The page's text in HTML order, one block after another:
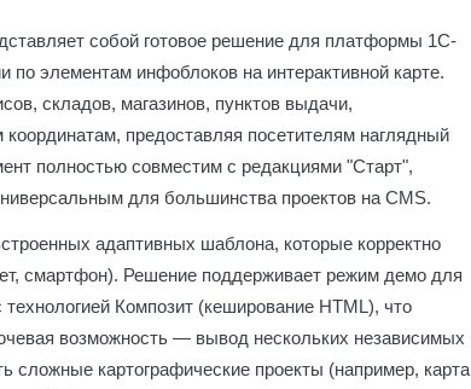
собой готовое решение для платформы 1С-
по элементам инфоблоков на интерактивной карте.
складов, магазинов, пунктов выдачи,
координатам, предоставляя посетителям наглядный
полностью совместим с редакциями "Старт",
для большинства проектов на CMS.
адаптивных шаблона, которые корректно
смартфон). Решение поддерживает режим демо для
Композит (кеширование HTML), что
возможность — вывод нескольких независимых
сложные картографические проекты (например, карта